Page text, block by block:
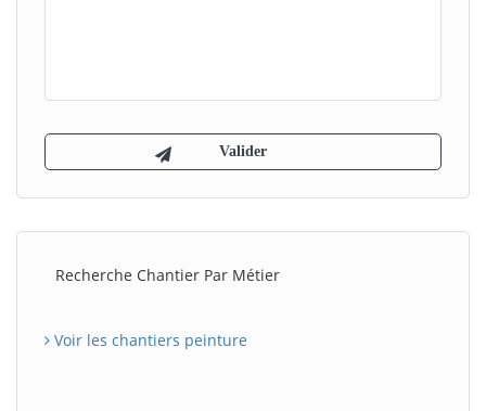
Recherche Chantier Par Métier
Voir les chantiers peinture